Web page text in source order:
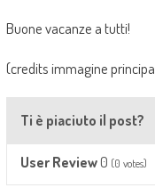
Buone vacanze a tutti!
(credits immagine
Ti è piaciuto il post?
User Review0 (0 votes)